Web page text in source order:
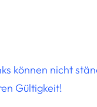
können nicht
Gültigkeit!